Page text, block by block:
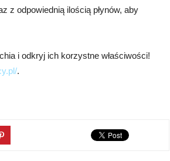
z odpowiednią ilością płynów, aby
i odkryj ich korzystne właściwości!
.